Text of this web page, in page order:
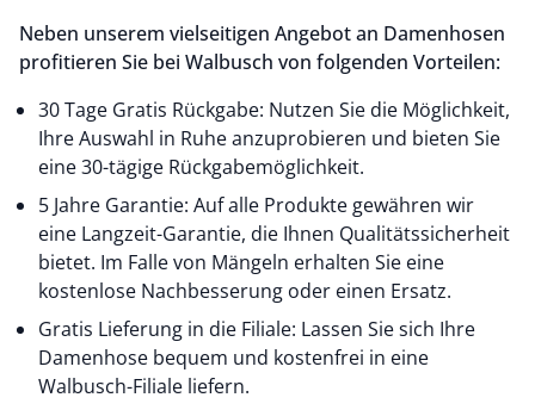
Neben unserem vielseitigen Angebot an Damenhosen
profitieren Sie bei Walbusch von folgenden Vorteilen:
30 Tage Gratis Rückgabe: Nutzen Sie die Möglichkeit,
Ihre Auswahl in Ruhe anzuprobieren und bieten Sie
eine 30-tägige Rückgabemöglichkeit.
5 Jahre Garantie: Auf alle Produkte gewähren wir
eine Langzeit-Garantie, die Ihnen Qualitätssicherheit
bietet. Im Falle von Mängeln erhalten Sie eine
kostenlose Nachbesserung oder einen Ersatz.
Gratis Lieferung in die Filiale: Lassen Sie sich Ihre
Damenhose bequem und kostenfrei in eine
Walbusch-Filiale liefern.